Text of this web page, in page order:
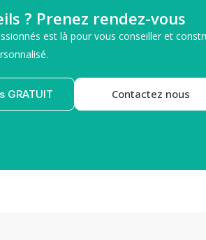
? Prenez rendez-vous
est là pour vous conseiller et
GRATUIT Contactez nous